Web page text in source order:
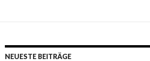
NEUESTE BEITRÄGE